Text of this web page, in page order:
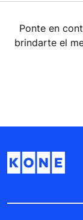
Ponte en
brindarte el